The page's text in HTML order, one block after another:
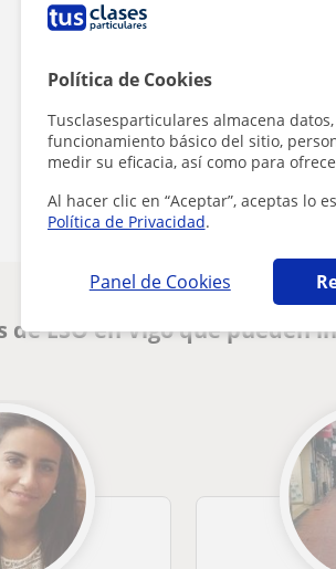
Política de Cookies
Tusclasesparticulares almacena
funcionamiento básico del sitio,
medir su eficacia, así como para
Al hacer clic en “Aceptar”, aceptas lo
Política de Privacidad.
Panel de Cookies
¿Hay algún error
de ESO en Vigo que pueden